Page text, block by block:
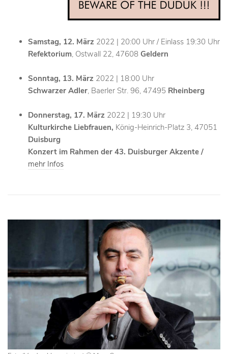
Samstag, 12. März 2022 | 20:00 Uhr / Einlass 19:30 Uhr
Refektorium, Ostwall 22, 47608 Geldern
Sonntag, 13. März 2022 | 18:00 Uhr
Schwarzer Adler, Baerler Str. 96, 47495 Rheinberg
Donnerstag, 17. März 2022 | 19:30 Uhr
Kulturkirche Liebfrauen, König-Heinrich-Platz 3, 47051
Duisburg
Konzert im Rahmen der 43. Duisburger Akzente /
mehr Infos